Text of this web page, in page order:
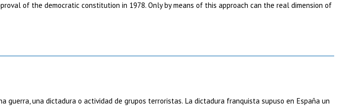
of the democratic constitution in 1978. Only by means of this approach can the real dimension of
guerra, una dictadura o actividad de grupos terroristas. La dictadura franquista supuso en España un